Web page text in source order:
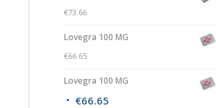
€73.66
Lovegra 100 MG
€66.65
Lovegra 100 MG
€66.65